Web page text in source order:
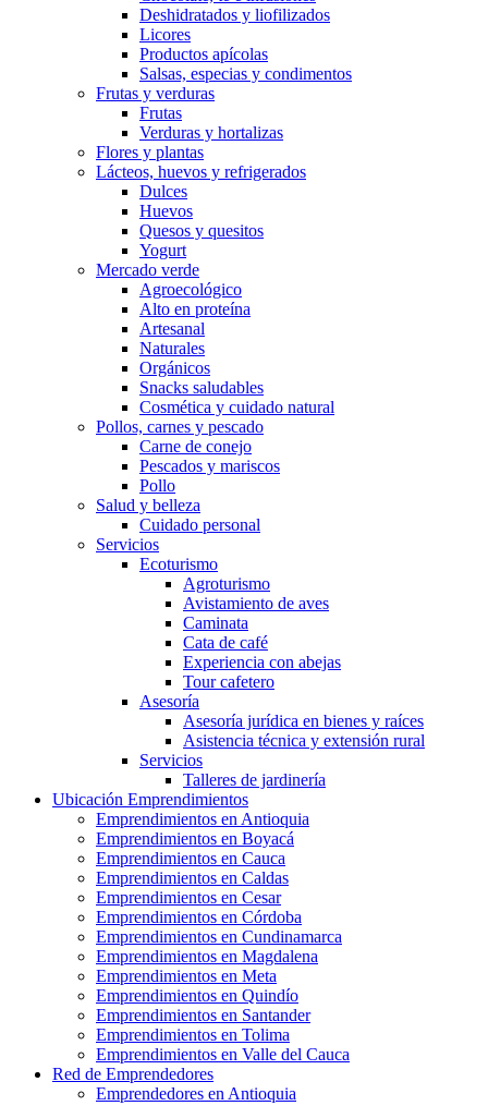
Deshidratados y liofilizados
Licores
Productos apícolas
Salsas, especias y condimentos
Frutas y verduras
Frutas
Verduras y hortalizas
Flores y plantas
Lácteos, huevos y refrigerados
Dulces
Huevos
Quesos y quesitos
Yogurt
Mercado verde
Agroecológico
Alto en proteína
Artesanal
Naturales
Orgánicos
Snacks saludables
Cosmética y cuidado natural
Pollos, carnes y pescado
Carne de conejo
Pescados y mariscos
Pollo
Salud y belleza
Cuidado personal
Servicios
Ecoturismo
Agroturismo
Avistamiento de aves
Caminata
Cata de café
Experiencia con abejas
Tour cafetero
Asesoría
Asesoría jurídica en bienes y raíces
Asistencia técnica y extensión rural
Servicios
Talleres de jardinería
Ubicación Emprendimientos
Emprendimientos en Antioquia
Emprendimientos en Boyacá
Emprendimientos en Cauca
Emprendimientos en Caldas
Emprendimientos en Cesar
Emprendimientos en Córdoba
Emprendimientos en Cundinamarca
Emprendimientos en Magdalena
Emprendimientos en Meta
Emprendimientos en Quindío
Emprendimientos en Santander
Emprendimientos en Tolima
Emprendimientos en Valle del Cauca
Red de Emprendedores
Emprendedores en Antioquia